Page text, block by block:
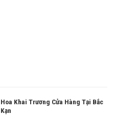
Hoa Khai Trương Cửa Hàng Tại Bắc
Kạn